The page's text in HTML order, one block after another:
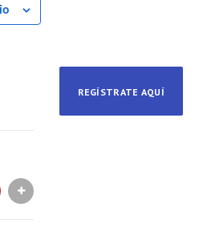
REGÍSTRATE AQUÍ